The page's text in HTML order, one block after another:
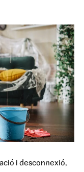
i desconnexió,